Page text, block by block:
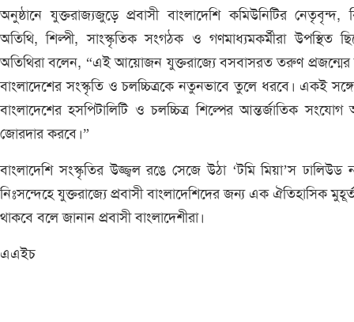
অনুষ্ঠানে যুক্তরাজ্যজুড়ে প্রবাসী বাংলাদেশি কমিউনিটির নেতৃবৃন্দ,
অতিথি, শিল্পী, সাংস্কৃতিক সংগঠক ও গণমাধ্যমকর্মীরা উপস্থিত
অতিথিরা বলেন, “এই আয়োজন যুক্তরাজ্যে বসবাসরত তরুণ প্রজন্মের
বাংলাদেশের সংস্কৃতি ও চলচ্চিত্রকে নতুনভাবে তুলে ধরবে। একই
বাংলাদেশের হসপিটালিটি ও চলচ্চিত্র শিল্পের আন্তর্জাতিক
জোরদার করবে।”
বাংলাদেশি সংস্কৃতির উজ্জ্বল রঙে সেজে উঠা ‘টমি মিয়া’স ঢালিউড
নিঃসন্দেহে যুক্তরাজ্যে প্রবাসী বাংলাদেশিদের জন্য এক ঐতিহাসিক
থাকবে বলে জানান প্রবাসী বাংলাদেশীরা।
এএইচ